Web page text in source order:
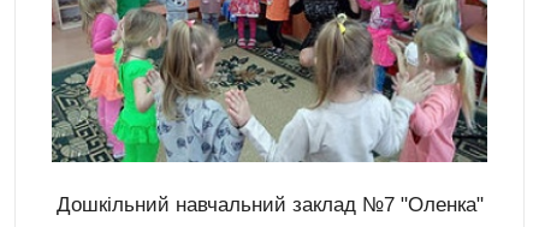
Дошкільний навчальний заклад №7 "Оленка"